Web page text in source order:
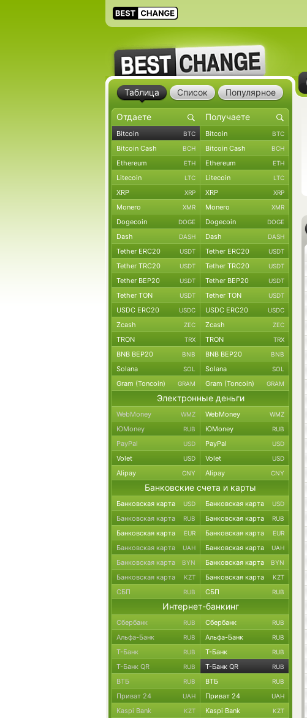
Таблица Список Популярное
Bitcoin BTC Bitcoin BTC
Bitcoin Cash BCH Bitcoin Cash BCH
Ethereum ETH Ethereum ETH
Litecoin LTC Litecoin LTC
XRP XRP XRP XRP
Monero XMR Monero XMR
Dogecoin DOGE Dogecoin DOGE
Dash DASH Dash DASH
Tether ERC20 USDT Tether ERC20 USDT
Tether TRC20 USDT Tether TRC20 USDT
Tether BEP20 USDT Tether BEP20 USDT
Tether TON USDT Tether TON USDT
USDC ERC20 USDC USDC ERC20 USDC
Zcash ZEC Zcash ZEC
TRON TRX TRON TRX
BNB BEP20 BNB BNB BEP20 BNB
Solana SOL Solana SOL
Gram (Toncoin) GRAM Gram (Toncoin) GRAM
Электронные деньги
WebMoney WMZ WebMoney WMZ
ЮMoney RUB ЮMoney RUB
PayPal USD PayPal USD
Volet USD Volet USD
Alipay CNY Alipay CNY
Банковские счета и карты
Банковская карта USD Банковская карта USD
Банковская карта RUB Банковская карта RUB
Банковская карта EUR Банковская карта EUR
Банковская карта UAH Банковская карта UAH
Банковская карта BYN Банковская карта BYN
Банковская карта KZT Банковская карта KZT
СБП RUB СБП RUB
Интернет-банкинг
Сбербанк RUB Сбербанк RUB
Альфа-Банк RUB Альфа-Банк RUB
Т-Банк RUB Т-Банк RUB
Т-Банк QR RUB Т-Банк QR RUB
ВТБ RUB ВТБ RUB
Приват 24 UAH Приват 24 UAH
Kaspi Bank KZT Kaspi Bank KZT